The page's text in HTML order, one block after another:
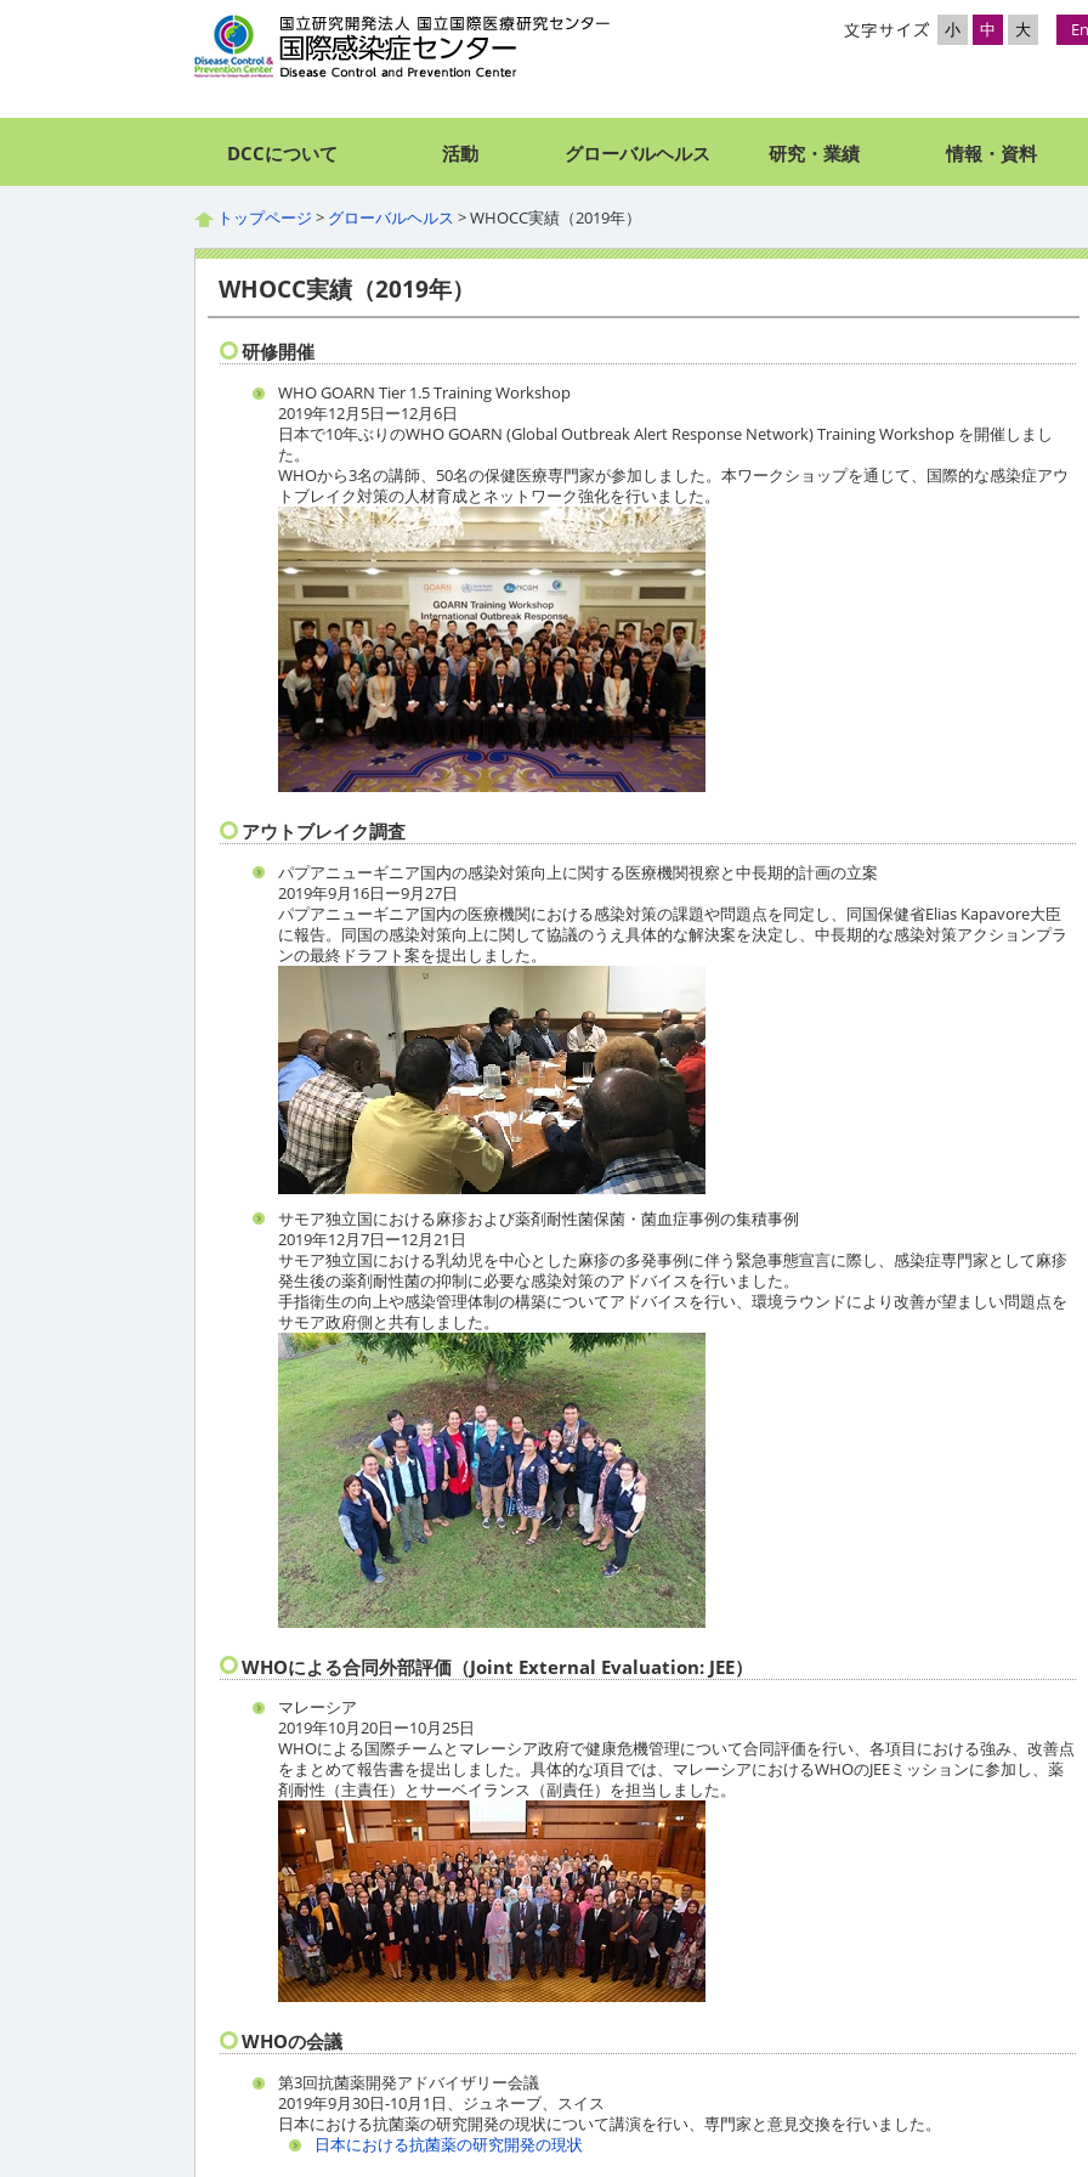
小 中 大
DCCについて 活動 グローバルヘルス 研究・業績 情報・資料
トップページ > グローバルヘルス > WHOCC実績（2019年）
WHOCC実績（2019年）
研修開催
WHO GOARN Tier 1.5 Training Workshop
2019年12月5日ー12月6日
日本で10年ぶりのWHO GOARN (Global Outbreak Alert Response Network) Training Workshop を開催しまし
た。
WHOから3名の講師、50名の保健医療専門家が参加しました。本ワークショップを通じて、国際的な感染症アウ
トブレイク対策の人材育成とネットワーク強化を行いました。
アウトブレイク調査
パプアニューギニア国内の感染対策向上に関する医療機関視察と中長期的計画の立案
2019年9月16日ー9月27日
パプアニューギニア国内の医療機関における感染対策の課題や問題点を同定し、同国保健省Elias Kapavore大臣
に報告。同国の感染対策向上に関して協議のうえ具体的な解決案を決定し、中長期的な感染対策アクションプラ
ンの最終ドラフト案を提出しました。
サモア独立国における麻疹および薬剤耐性菌保菌・菌血症事例の集積事例
2019年12月7日ー12月21日
サモア独立国における乳幼児を中心とした麻疹の多発事例に伴う緊急事態宣言に際し、感染症専門家として麻疹
発生後の薬剤耐性菌の抑制に必要な感染対策のアドバイスを行いました。
手指衛生の向上や感染管理体制の構築についてアドバイスを行い、環境ラウンドにより改善が望ましい問題点を
サモア政府側と共有しました。
WHOによる合同外部評価（Joint External Evaluation: JEE）
マレーシア
2019年10月20日ー10月25日
WHOによる国際チームとマレーシア政府で健康危機管理について合同評価を行い、各項目における強み、改善点
をまとめて報告書を提出しました。具体的な項目では、マレーシアにおけるWHOのJEEミッションに参加し、薬
剤耐性（主責任）とサーベイランス（副責任）を担当しました。
WHOの会議
第3回抗菌薬開発アドバイザリー会議
2019年9月30日-10月1日、ジュネーブ、スイス
日本における抗菌薬の研究開発の現状について講演を行い、専門家と意見交換を行いました。
日本における抗菌薬の研究開発の現状